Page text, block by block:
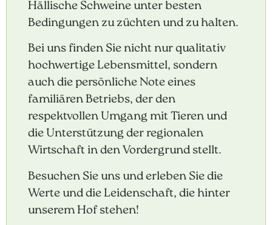
Hällische Schweine unter besten
Bedingungen zu züchten und zu halten.
Bei uns finden Sie nicht nur qualitativ
hochwertige Lebensmittel, sondern
auch die persönliche Note eines
familiären Betriebs, der den
respektvollen Umgang mit Tieren und
die Unterstützung der regionalen
Wirtschaft in den Vordergrund stellt.
Besuchen Sie uns und erleben Sie die
Werte und die Leidenschaft, die hinter
unserem Hof stehen!